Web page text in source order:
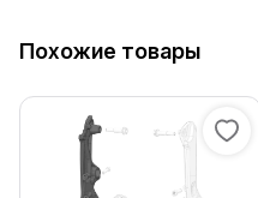
Похожие товары